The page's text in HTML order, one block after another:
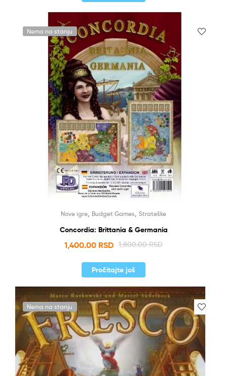
Nema na stanju
Nove igre Budget Games Strateške
Concordia: Brittania & Germania
1,800.00RSD
1,400.00 RSD
Pročitajte još
Nema na stanju